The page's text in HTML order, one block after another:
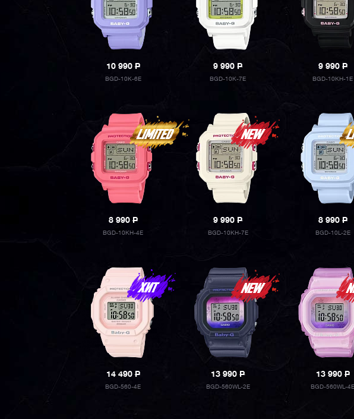
10 990P
BGD-10K-6E
9 990P
BGD-10K-7E
9 990 P
BGD-10KH-1E
8 990P
BGD-10KH-4E
9 990P
BGD-10KH-7E
8 990 P
BGD-10L-2E
14 490P
BGD-560-4E
13 990P
BGD-560WL-2E
13 990 P
BGD-560WL-4E